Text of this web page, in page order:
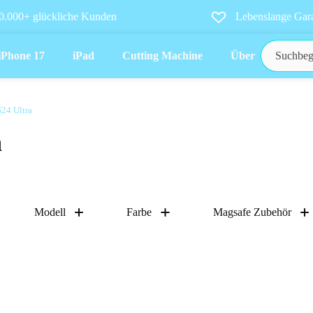
glückliche Kunden Lebenslange
17 iPad Cutting Machine Über uns
Ultra
Modell Farbe Magsafe Zubehör